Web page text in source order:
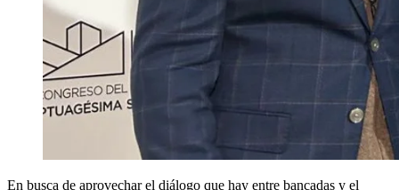
En busca de aprovechar el diálogo que hay entre bancadas y el